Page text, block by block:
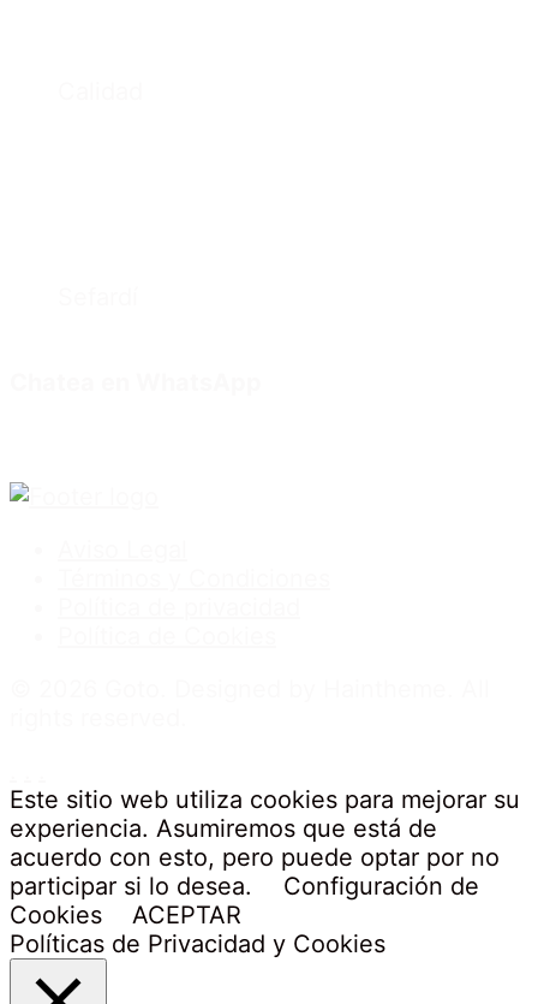
Este sitio web utiliza cookies para mejorar su
experiencia. Asumiremos que está de
acuerdo con esto, pero puede optar por no
participar si lo desea.
Configuración de
Cookies
ACEPTAR
Políticas de Privacidad y Cookies